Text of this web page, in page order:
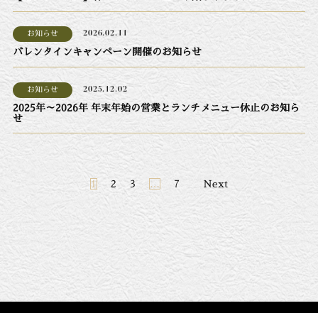
お知らせ 2026.02.11
バレンタインキャンペーン開催のお知らせ
お知らせ 2025.12.02
2025年～2026年 年末年始の営業とランチメニュー休止のお知ら
せ
投
シ
1 2 3 … 7 Next